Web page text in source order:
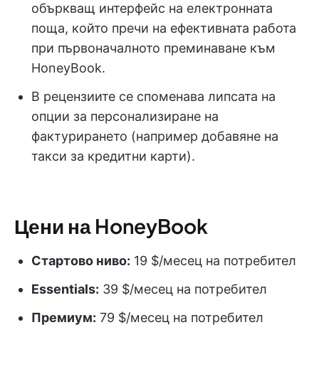
объркващ интерфейс на електронната
поща, който пречи на ефективната работа
при първоначалното преминаване към
HoneyBook.
В рецензиите се споменава липсата на
опции за персонализиране на
фактурирането (например добавяне на
такси за кредитни карти).
Цени на HoneyBook
Стартово ниво: 19 $/месец на потребител
Essentials: 39 $/месец на потребител
Премиум: 79 $/месец на потребител